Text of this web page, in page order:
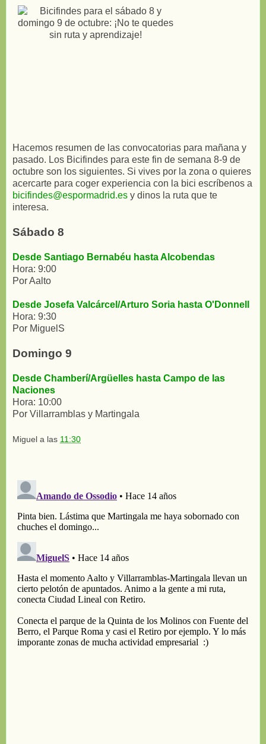
Hacemos resumen de las convocatorias para mañana y
pasado. Los Bicifindes para este fin de semana 8-9 de
octubre son los siguientes. Si vives por la zona o quieres
acercarte para coger experiencia con la bici escríbenos a
bicifindes@espormadrid.es y dinos la ruta que te
interesa.
Sábado 8
Desde Santiago Bernabéu hasta Alcobendas
Hora: 9:00
Por Aalto
Desde Josefa Valcárcel/Arturo Soria hasta O'Donnell
Hora: 9:30
Por MiguelS
Domingo 9
Desde Chamberí/Argüelles hasta Campo de las
Naciones
Hora: 10:00
Por Villarramblas y Martingala
Miguel a las 11:30